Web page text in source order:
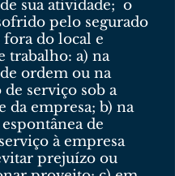
sua atividade; o
pelo segurado
fora do local e
trabalho: a) na
ordem ou na
de serviço sob a
da empresa; b) na
de
à empresa
prejuízo ou